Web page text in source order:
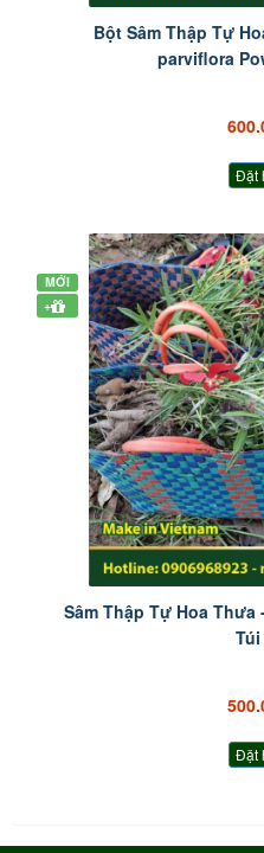
Bột Sâm Thập Tự
parviflora
Đặt
MỚI
+
Sâm Thập Tự Hoa
Đặt